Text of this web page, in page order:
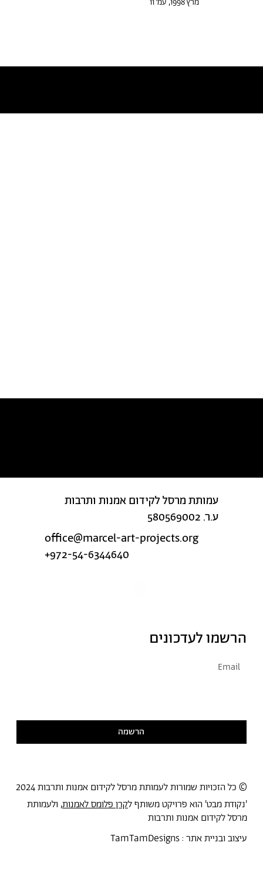
עמותת מרסל לקידום אמנות ותרבות
ע.ר. 580569002
office@marcel-art-projects.org
+972-54-6344640
הרשמו לעדכונים
הרשמה
© כל הזכויות שמורות לעמותת מרסל לקידום אמנות ותרבות 2024
'נקודת מבט' הוא פרויקט משותף לקרן פלומס לאמנות, ולעמותת
מרסל לקידום אמנות ותרבות
עיצוב ובניית אתר :TamTamDesigns